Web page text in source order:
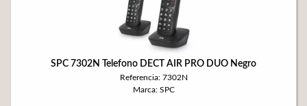
SPC 7302N Telefono DECT AIR PRO DUO Negro
Referencia: 7302N
Marca: SPC